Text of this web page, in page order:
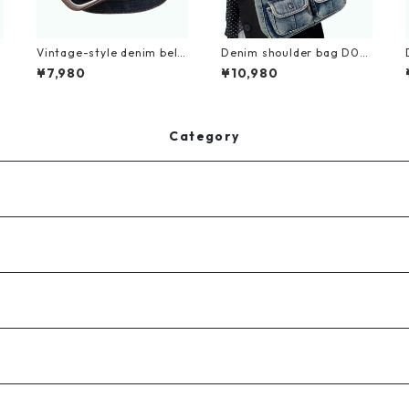
Vintage-style denim belt
D0008
¥7,980
Denim shoulder bag D017
1¥10,980
Category